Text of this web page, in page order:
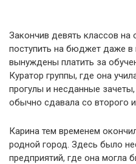
Закончив девять классов на
поступить на бюджет даже
вынуждены платить за
Куратор группы, где она
прогулы и несданные
обычно сдавала со второго
Карина тем временем
родной город. Здесь было
предприятий, где она могла